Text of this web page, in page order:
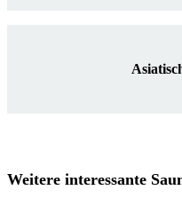
Weitere interessante